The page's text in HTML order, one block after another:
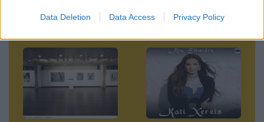
Data Deletion Data Access Privacy Policy